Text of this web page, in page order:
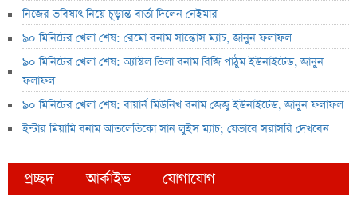
নিজের ভবিষ্যৎ নিয়ে চূড়ান্ত বার্তা দিলেন নেইমার
৯০ মিনিটের খেলা শেষ: রেমো বনাম সান্তোস ম্যাচ, জানুন ফলাফল
৯০ মিনিটের খেলা শেষ: অ্যাস্টল ভিলা বনাম বিজি পাঠুম ইউনাইটেড, জানুন
ফলাফল
৯০ মিনিটের খেলা শেষ: বায়ার্ন মিউনিখ বনাম জেজু ইউনাইটেড, জানুন ফলাফল
ইন্টার মিয়ামি বনাম আতলেতিকো সান লুইস ম্যাচ; যেভাবে সরাসরি দেখবেন
প্রচ্ছদ আর্কাইভ যোগাযোগ